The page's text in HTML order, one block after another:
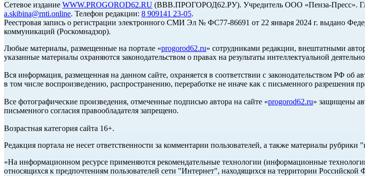
Сетевое издание WWW.PROGOROD62.RU (ВВВ.ПРОГОРОД62.РУ). Учредитель ООО «Пенза-Пресс».
a.skibina@rnti.online. Телефон редакции: 8 909141 23-05.
Реестровая запись о регистрации электронного СМИ Эл № ФС77-86691 от 22 января 2024 г. выдано
коммуникаций (Роскомнадзор).
Любые материалы, размещенные на портале «progorod62.ru» сотрудниками редакции, внештатными
указанные материалы охраняются законодательством о правах на результаты интеллектуальной
Вся информация, размещенная на данном сайте, охраняется в соответствии с законодательством РФ
в том числе воспроизведению, распространению, переработке не иначе как с письменного разрешения
Все фотографические произведения, отмеченные подписью автора на сайте «progorod62.ru» защищены
письменного согласия правообладателя запрещено.
Возрастная категория сайта 16+.
Редакция портала не несет ответственности за комментарии пользователей, а также материалы рубрики
«На информационном ресурсе применяются рекомендательные технологии (информационные
относящихся к предпочтениям пользователей сети "Интернет", находящихся на территории Российской